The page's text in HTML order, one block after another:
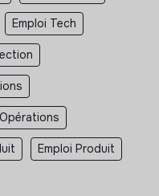
Emploi Tech
Emploi Produit